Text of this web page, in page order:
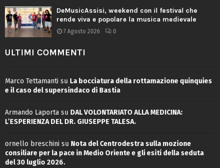
DeMusicAssisi, weekend con il festival che
rende viva e popolare la musica medievale
7 Agosto 2026 0
ULTIMI COMMENTI
Marco Tettamanti su La bocciatura della rottamazione quinquies
e il caso del supersindaco di Bastia
Armando Laporta su DAL VOLONTARIATO ALLA MEDICINA:
L’ESPERIENZA DEL DR. GIUSEPPE TALESA.
ornello breschini su Nota del Centrodestra sulla mozione
consiliare per la pace in Medio Oriente e gli esiti della seduta
del 30 luglio 2026.